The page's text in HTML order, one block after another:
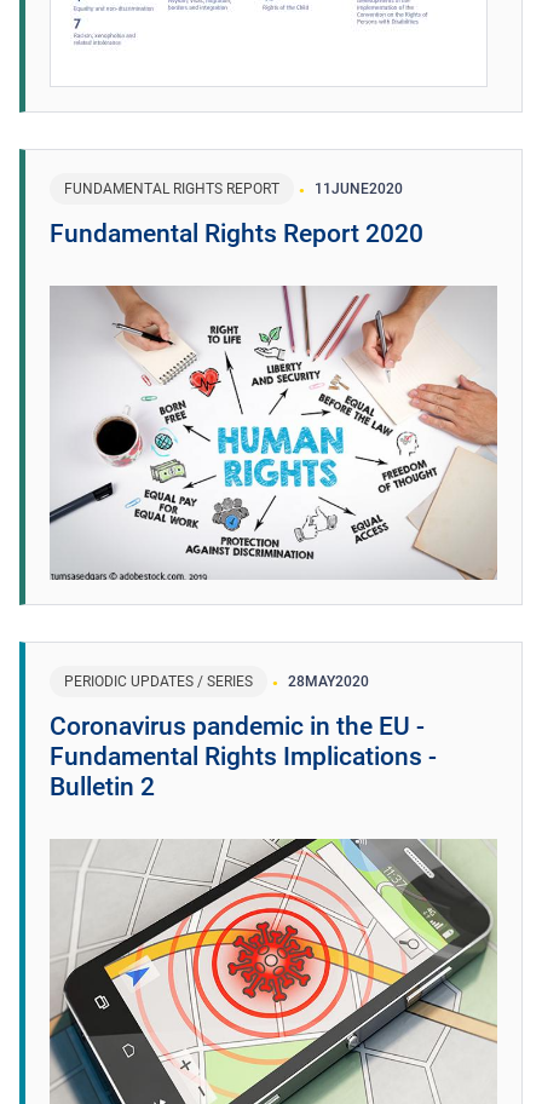
FUNDAMENTAL RIGHTS REPORT 11 JUNE2020
Fundamental Rights Report 2020
PERIODIC UPDATES / SERIES 28MAY2020
Coronavirus pandemic in the EU -
Fundamental Rights Implications -
Bulletin 2